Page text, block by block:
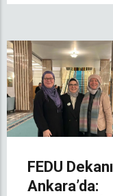
FEDU Dekanı
Ankara’da: